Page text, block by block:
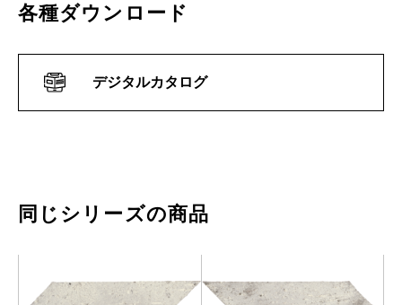
各種ダウンロード
デジタルカタログ
同じシリーズの商品